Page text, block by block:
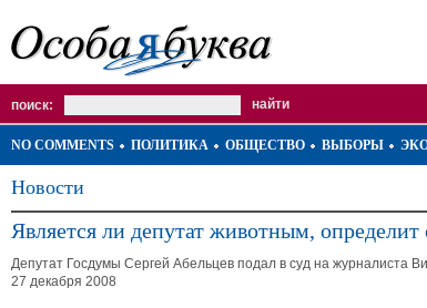
поиск:
NO COMMENTS ПОЛИТИКА ОБЩЕСТВО ВЫБОРЫ
Новости
Является ли депутат животным, определит
Депутат Госдумы Сергей Абельцев подал в суд на журналиста
27 декабря 2008